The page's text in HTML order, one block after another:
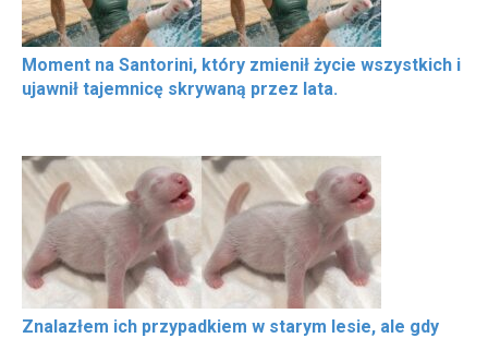
Moment na Santorini, który zmienił życie wszystkich i
ujawnił tajemnicę skrywaną przez lata.
Znalazłem ich przypadkiem w starym lesie, ale gdy